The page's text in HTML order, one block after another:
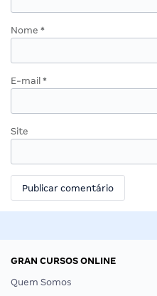
Nome *
E-mail *
Site
GRAN CURSOS ONLINE
Quem Somos